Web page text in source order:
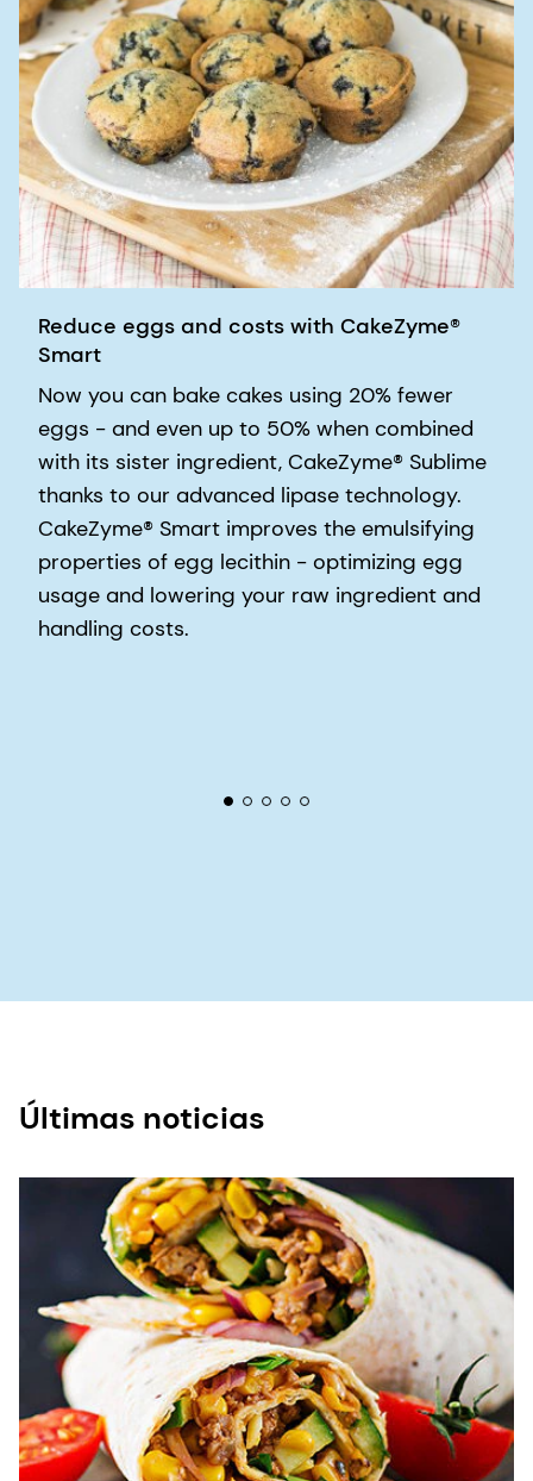
Reduce eggs and costs with CakeZyme®
Smart
Now you can bake cakes using 20% fewer
eggs - and even up to 50% when combined
with its sister ingredient, CakeZyme® Sublime
thanks to our advanced lipase technology.
CakeZyme® Smart improves the emulsifying
properties of egg lecithin - optimizing egg
usage and lowering your raw ingredient and
handling costs.
Últimas noticias